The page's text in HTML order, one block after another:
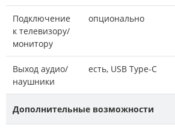
Подключение
к телевизору/
монитору
опционально
Выход аудио/
наушники
есть, USB Type-C
Дополнительные возможности